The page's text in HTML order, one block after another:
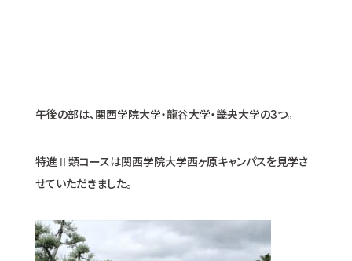
午後の部は、関西学院大学・龍谷大学・畿央大学の3つ。
特進Ⅱ類コースは関西学院大学西ヶ原キャンパスを見学さ
せていただきました。